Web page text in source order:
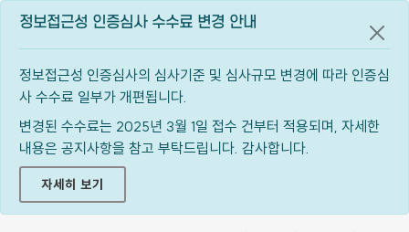
정보접근성 인증심사 수수료 변경 안내
정보접근성 인증심사의 심사기준 및 심사규모 변경에 따라 인증심
사 수수료 일부가 개편됩니다.
변경된 수수료는 2025년 3월 1일 접수 건부터 적용되며, 자세한
내용은 공지사항을 참고 부탁드립니다. 감사합니다.
자세히 보기
공지